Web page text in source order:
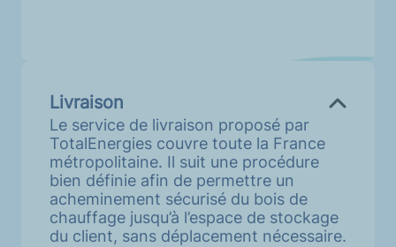
Livraison
Le service de livraison proposé par
TotalEnergies couvre toute la France
métropolitaine. Il suit une procédure
bien définie afin de permettre un
acheminement sécurisé du bois de
chauffage jusqu’à l’espace de stockage
du client, sans déplacement nécessaire.